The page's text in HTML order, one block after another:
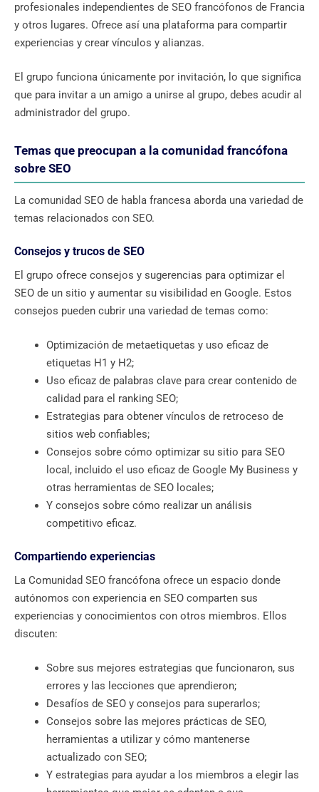
profesionales independientes de SEO francófonos de Francia
y otros lugares. Ofrece así una plataforma para compartir
experiencias y crear vínculos y alianzas.
El grupo funciona únicamente por invitación, lo que significa
que para invitar a un amigo a unirse al grupo, debes acudir al
administrador del grupo.
Temas que preocupan a la comunidad francófona
sobre SEO
La comunidad SEO de habla francesa aborda una variedad de
temas relacionados con SEO.
Consejos y trucos de SEO
El grupo ofrece consejos y sugerencias para optimizar el
SEO de un sitio y aumentar su visibilidad en Google. Estos
consejos pueden cubrir una variedad de temas como:
Optimización de metaetiquetas y uso eficaz de
etiquetas H1 y H2;
Uso eficaz de palabras clave para crear contenido de
calidad para el ranking SEO;
Estrategias para obtener vínculos de retroceso de
sitios web confiables;
Consejos sobre cómo optimizar su sitio para SEO
local, incluido el uso eficaz de Google My Business y
otras herramientas de SEO locales;
Y consejos sobre cómo realizar un análisis
competitivo eficaz.
Compartiendo experiencias
La Comunidad SEO francófona ofrece un espacio donde
autónomos con experiencia en SEO comparten sus
experiencias y conocimientos con otros miembros. Ellos
discuten:
Sobre sus mejores estrategias que funcionaron, sus
errores y las lecciones que aprendieron;
Desafíos de SEO y consejos para superarlos;
Consejos sobre las mejores prácticas de SEO,
herramientas a utilizar y cómo mantenerse
actualizado con SEO;
Y estrategias para ayudar a los miembros a elegir las